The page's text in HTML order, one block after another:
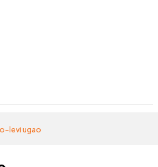
levi ugao